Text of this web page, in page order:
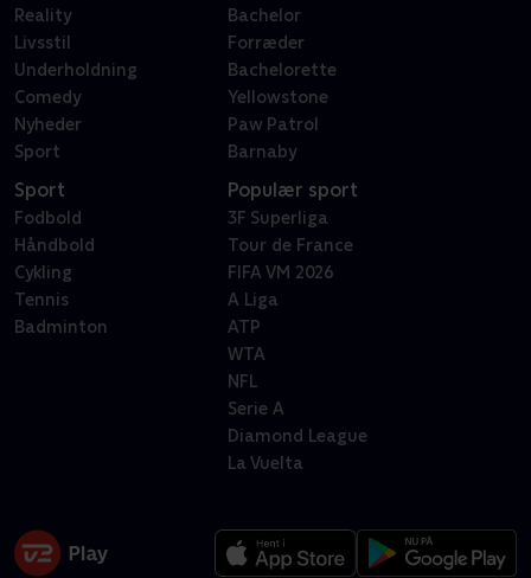
Reality
Livsstil
Underholdning
Comedy
Nyheder
Sport
Bachelor
Forræder
Bachelorette
Yellowstone
Paw Patrol
Barnaby
Sport
Fodbold
Håndbold
Cykling
Tennis
Badminton
Populær sport
3F Superliga
Tour de France
FIFA VM 2026
A Liga
ATP
WTA
NFL
Serie A
Diamond League
La Vuelta